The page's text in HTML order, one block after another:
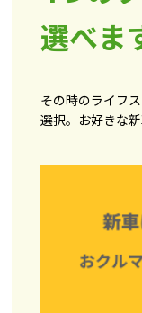
選べま
その時のライフ
選択。お好きな